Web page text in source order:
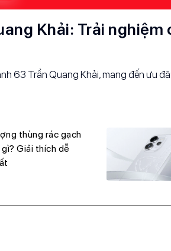
Khải: Trải nghiệm
63 Trần Quang Khải, mang đến ưu
thùng rác gạch
Giải thích dễ